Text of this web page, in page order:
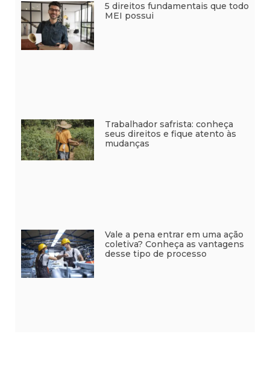
5 direitos fundamentais que todo
MEI possui
Trabalhador safrista: conheça
seus direitos e fique atento às
mudanças
Vale a pena entrar em uma ação
coletiva? Conheça as vantagens
desse tipo de processo